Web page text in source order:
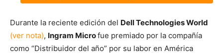
Durante la reciente edición del Dell Technologies World
(ver nota), Ingram Microfue premiado por la compañía
como “Distribuidor del año” por su labor en América